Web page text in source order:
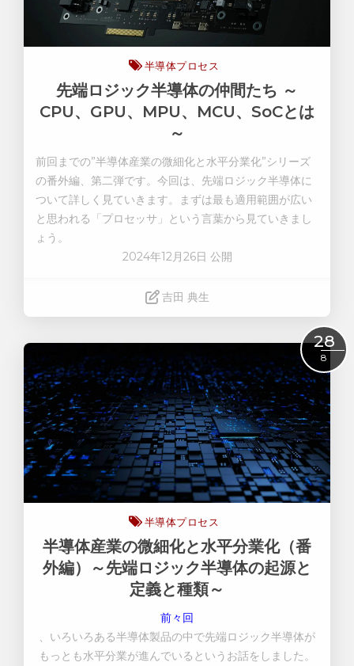
半導体プロセス
先端ロジック半導体の仲間たち ～
CPU、GPU、MPU、MCU、SoCとは
～
前回までの”半導体産業の微細化と水平分業化”シリーズ
の番外編、第二弾です。今回は、先端ロジック半導体に
ついて詳しく見ていきます。まずは最も適用範囲が広い
と思われる「プロセッサ」という言葉から見ていきまし
ょう。
2024年12月26日 公開
吉田 典生
28
8
半導体プロセス
半導体産業の微細化と水平分業化（番
外編）～先端ロジック半導体の起源と
定義と種類～
前々回
、いろいろある半導体製品の中で先端ロジック半導体が
もっとも水平分業が進んでいるというお話をしました。